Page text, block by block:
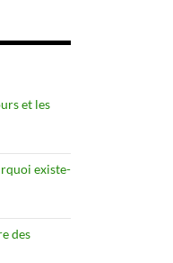
et les
existe-
des